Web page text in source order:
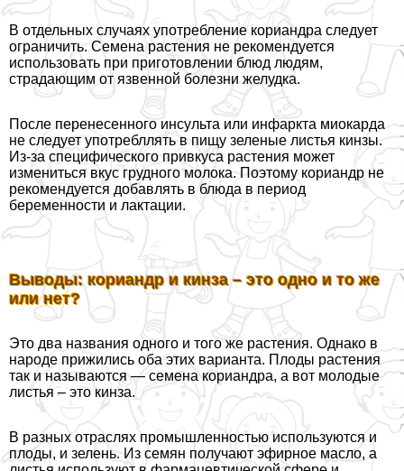
В отдельных случаях употрeбление кориандра следует
ограничить. Семена растения не рекомендуется
использовать при приготовлении блюд людям,
страдающим от язвенной болезни желудка.
После перенесенного инсульта или инфаркта миокарда
не следует употрeбллять в пищу зеленые листья кинзы.
Из-за специфического привкуса растения может
измениться вкус грудного молока. Поэтому кориандр не
рекомендуется добавлять в блюда в период
беременности и лактации.
Выводы: кориандр и кинза – это одно и то же
или нет?
Это два названия одного и того же растения. Однако в
народе прижились оба этих варианта. Плоды растения
так и называются — семена кориандра, а вот молодые
листья – это кинза.
В разных отраслях промышленностью используются и
плоды, и зелень. Из семян получают эфирное масло, а